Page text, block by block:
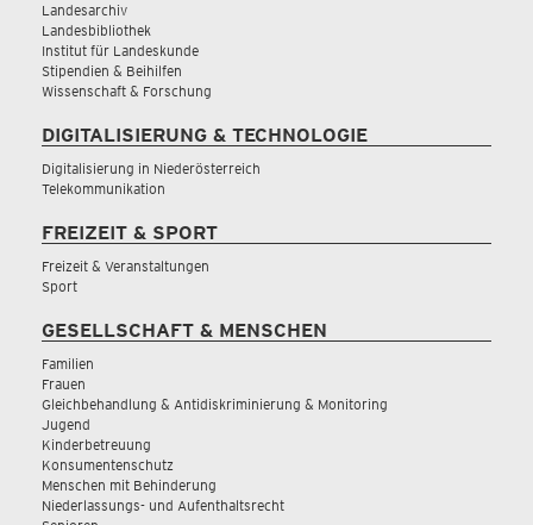
Landesarchiv
Landesbibliothek
Institut für Landeskunde
Stipendien & Beihilfen
Wissenschaft & Forschung
DIGITALISIERUNG & TECHNOLOGIE
Digitalisierung in Niederösterreich
Telekommunikation
FREIZEIT & SPORT
Freizeit & Veranstaltungen
Sport
GESELLSCHAFT & MENSCHEN
Familien
Frauen
Gleichbehandlung & Antidiskriminierung & Monitoring
Jugend
Kinderbetreuung
Konsumentenschutz
Menschen mit Behinderung
Niederlassungs- und Aufenthaltsrecht